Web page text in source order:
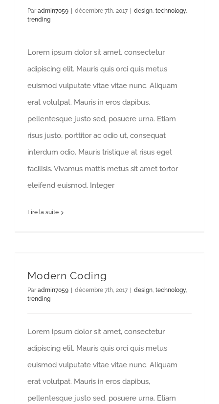
Par admin7059 décembre 7th, 2017 design, technology,
trending
Lorem ipsum dolor sit amet, consectetur
adipiscing elit. Mauris quis orci quis metus
euismod vulputate vitae vitae nunc. Aliquam
erat volutpat. Mauris in eros dapibus,
pellentesque justo sed, posuere urna. Etiam
risus justo, porttitor ac odio ut, consequat
interdum odio. Mauris tristique at risus eget
facilisis. Vivamus mattis metus sit amet tortor
eleifend euismod. Integer
Lire la suite
Modern Coding
Par admin7059 décembre 7th, 2017 design, technology,
trending
Lorem ipsum dolor sit amet, consectetur
adipiscing elit. Mauris quis orci quis metus
euismod vulputate vitae vitae nunc. Aliquam
erat volutpat. Mauris in eros dapibus,
pellentesque justo sed, posuere urna. Etiam